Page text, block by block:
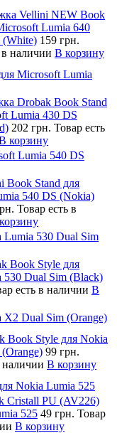
Vellini NEW Book
Lumia 640
159 грн.
в наличии В корзину
Microsoft Lumia
Drobak Book Stand
Lumia 430 DS
202 грн. Товар есть
корзину
Lumia 540 DS
Book Stand для
540 DS (Nokia)
Товар есть в
Lumia 530 Dual Sim
Book Style для
530 Dual Sim (Black)
есть в наличии В
X2 Dual Sim (Orange)
Book Style для Nokia
99 грн.
наличии В корзину
Nokia Lumia 525
Cristall PU (AV226)
525 49 грн. Товар
В корзину